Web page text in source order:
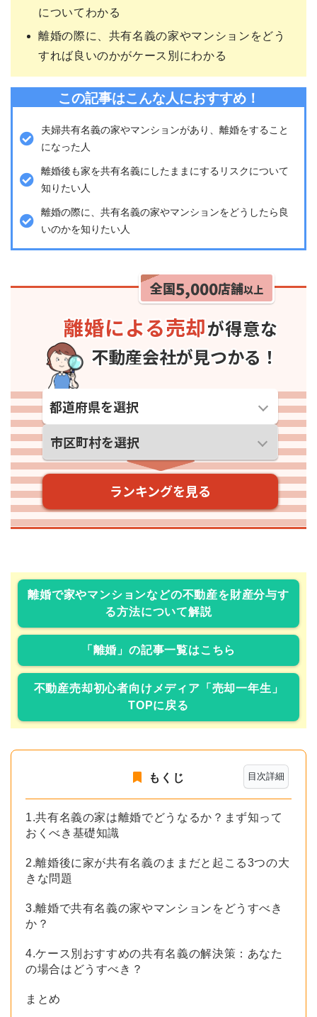
についてわかる
離婚の際に、共有名義の家やマンションをどう
すれば良いのかがケース別にわかる
この記事はこんな人におすすめ！
夫婦共有名義の家やマンションがあり、離婚をすること
になった人
離婚後も家を共有名義にしたままにするリスクについて
知りたい人
離婚の際に、共有名義の家やマンションをどうしたら良
いのかを知りたい人
離婚で家やマンションなどの不動産を財産分与す
る方法について解説
「離婚」の記事一覧はこちら
不動産売却初心者向けメディア「売却一年生」
TOPに戻る
目次詳細
もくじ
1.共有名義の家は離婚でどうなるか？まず知って
おくべき基礎知識
2.離婚後に家が共有名義のままだと起こる3つの大
きな問題
3.離婚で共有名義の家やマンションをどうすべき
か？
4.ケース別おすすめの共有名義の解決策：あなた
の場合はどうすべき？
まとめ